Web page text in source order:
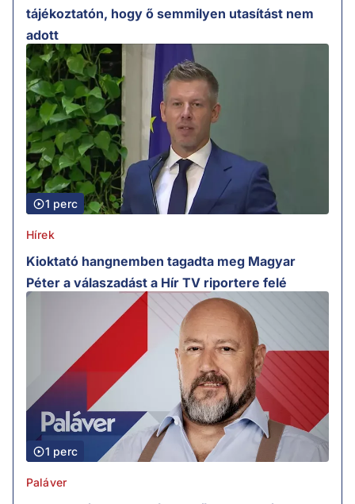
tájékoztatón, hogy ő semmilyen utasítást nem
adott
1 perc
Hírek
Kioktató hangnemben tagadta meg Magyar
Péter a válaszadást a Hír TV riportere felé
1 perc
Paláver